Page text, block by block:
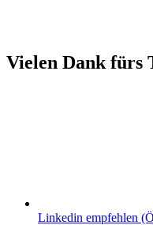
Vielen Dank fürs
Linkedin empfehlen